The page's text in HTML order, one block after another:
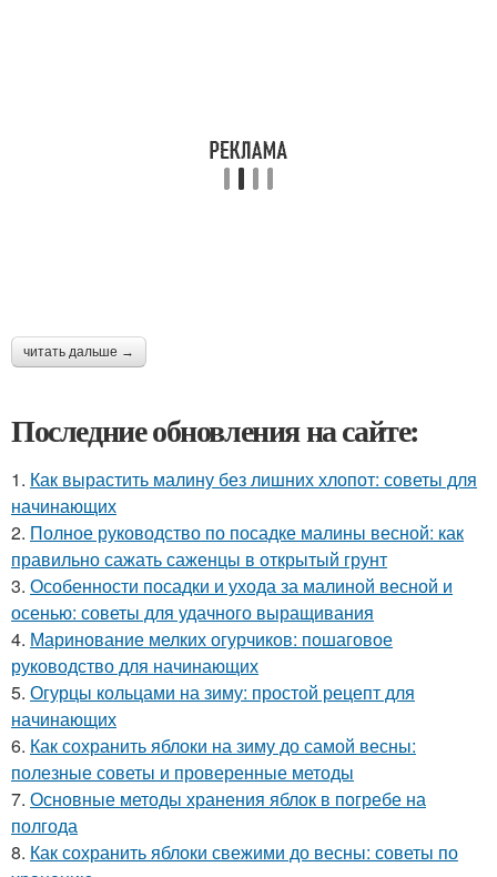
читать дальше →
Последние обновления на сайте:
1. Как вырастить малину без лишних хлопот: советы для
начинающих
2. Полное руководство по посадке малины весной: как
правильно сажать саженцы в открытый грунт
3. Особенности посадки и ухода за малиной весной и
осенью: советы для удачного выращивания
4. Маринование мелких огурчиков: пошаговое
руководство для начинающих
5. Огурцы кольцами на зиму: простой рецепт для
начинающих
6. Как сохранить яблоки на зиму до самой весны:
полезные советы и проверенные методы
7. Основные методы хранения яблок в погребе на
полгода
8. Как сохранить яблоки свежими до весны: советы по